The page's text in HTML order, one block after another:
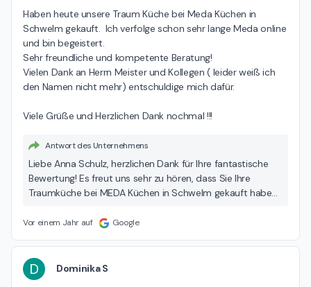
Haben heute unsere Traum Küche bei Meda Küchen in
Schwelm gekauft.  Ich verfolge schon sehr lange Meda online
und bin begeistert.
Sehr freundliche und kompetente Beratung!
Vielen Dank an Herrn Meister und Kollegen ( leider weiß ich
den Namen nicht mehr) entschuldige mich dafür.
Viele Grüße und Herzlichen Dank nochmal !!!
Antwort des Unternehmens
Liebe Anna Schulz, herzlichen Dank für Ihre fantastische
Bewertung! Es freut uns sehr zu hören, dass Sie Ihre
Traumküche bei MEDA Küchen in Schwelm gekauft haben
restliche Team so zufrieden sind. Ihr Lob über die
und motiviert uns, weiterhin exzellenten Service zu bieten.
Wir freuen uns schon darauf, Ihre neue Küche Wirklichkeit
werden zu lassen! Vielen Dank nochmals und viele Grüße
Vor einem Jahr auf Google
D Dominika S